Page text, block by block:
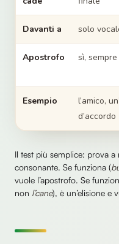
Davanti a solo
Apostrofo sì, sempre
Esempio
l’amico,
d’accordo
Il test più semplice: prova
consonante. Se funziona (
vuole l’apostrofo. Se
non l’cane), è un’elisione e